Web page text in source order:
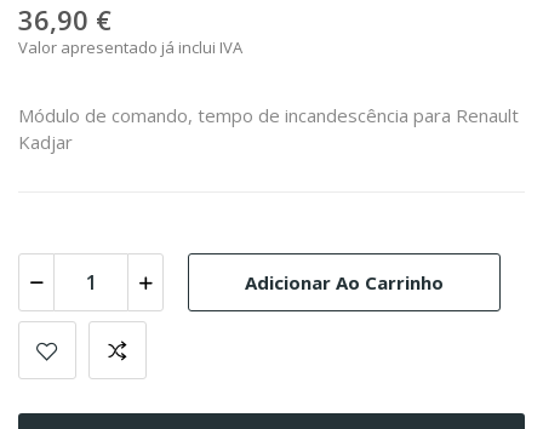
36,90 €
Valor apresentado já inclui IVA
Módulo de comando, tempo de incandescência para Renault
Kadjar
Adicionar Ao Carrinho